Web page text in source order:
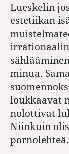
Lueskelin
estetiikan
minua.
loukkaavat
nolottivat
Niinkuin
pornolehteä.